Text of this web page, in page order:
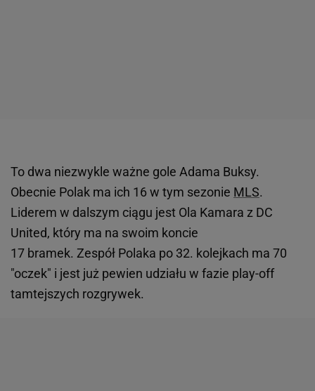
To dwa niezwykle ważne gole Adama Buksy.
Obecnie Polak ma ich 16 w tym sezonie MLS.
Liderem w dalszym ciągu jest Ola Kamara z DC
United, który ma na swoim koncie
17 bramek. Zespół Polaka po 32. kolejkach ma 70
"oczek" i jest już pewien udziału w fazie play-off
tamtejszych rozgrywek.